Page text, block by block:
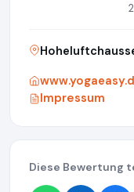
Impressum
Diese Bewertung